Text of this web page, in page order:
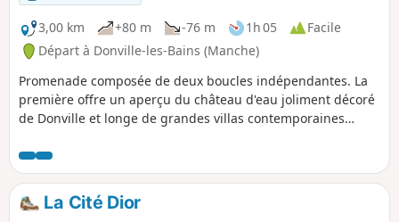
3,00 km
+80 m -76 m 1h 05
Facile
Départ à Donville-les-Bains (Manche)
Promenade composée de deux boucles indépendantes. La
première offre un aperçu du château d'eau joliment décoré
de Donville et longe de grandes villas contemporaines
plus intéressante, passe le long de la falaise avant de
grimper au sommet pour une vue étendue sur la mer et le
littoral. Dans les deux cas, un sentier très pentu sera
emprunté.
La Cité Dior